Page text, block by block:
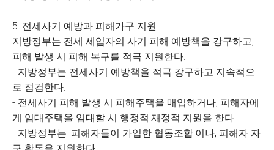
5. 전세사기 예방과 피해가구 지원
지방정부는 전세 세입자의 사기 피해 예방책을 강구하고,
피해 발생 시 피해 복구를 적극 지원한다.
- 지방정부는 전세사기 예방책을 적극 강구하고 지속적으
로 점검한다.
- 전세사기 피해 발생 시 피해주택을 매입하거나, 피해자에
게 임대주택을 임대할 시 행정적·재정적 지원을 한다.
- 지방정부는 '피해자들이 가입한 협동조합'이나, 피해자 자